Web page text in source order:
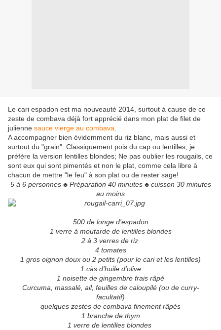
Le cari espadon est ma nouveauté 2014, surtout à cause de ce
zeste de combava déjà fort apprécié dans mon plat de filet de
julienne sauce vierge au combava
A accompagner bien évidemment du riz blanc, mais aussi et
surtout du "grain". Classiquement pois du cap ou lentilles, je
préfère la version lentilles blondes; Ne pas oublier les rougails, ce
sont eux qui sont pimentés et non le plat, comme cela libre à
chacun de mettre "le feu" à son plat ou de rester sage!
5 à 6 personnes ♣ Préparation 40 minutes ♣ cuisson 30 minutes
au moins
500 de longe d'espadon
1 verre à moutarde de lentilles blondes
2 à 3 verres de riz
4 tomates
1 gros oignon doux ou 2 petits (pour le cari et les lentilles)
1 càs d'huile d'olive
1 noisette de gingembre frais râpé
Curcuma, massalé, ail, feuilles de caloupilé (ou de curry-
facultatif)
quelques zestes de combava finement râpés
1 branche de thym
1 verre de lentilles blondes